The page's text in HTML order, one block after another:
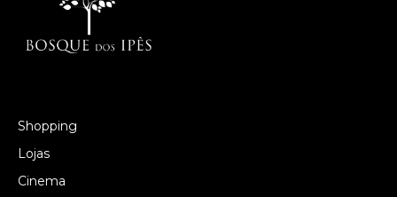
Shopping
Lojas
Cinema